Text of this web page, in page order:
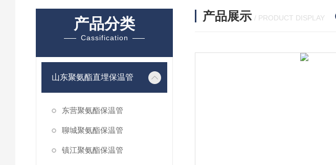
产品分类
Cassification
山东聚氨酯直埋保温管
东营聚氨酯保温管
聊城聚氨酯保温管
镇江聚氨酯保温管
产品展示 / PRODUCT DISPLAY